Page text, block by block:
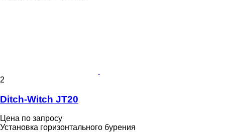
2
Ditch-Witch JT20
Цена по запросу
Установка горизонтального бурения